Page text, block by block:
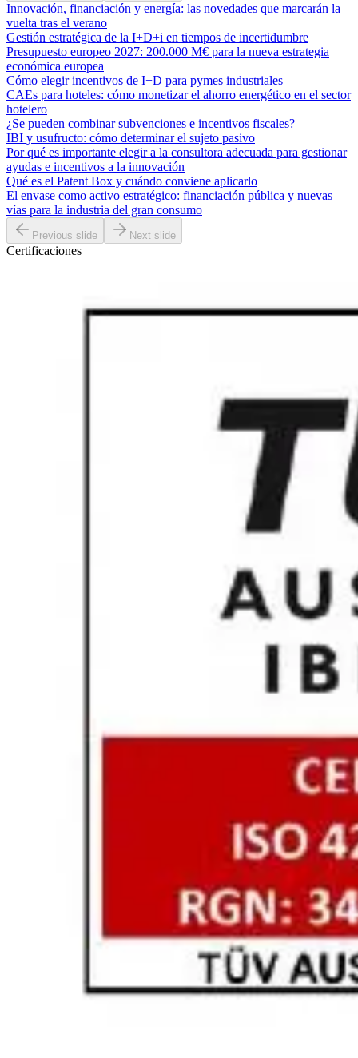
Innovación, financiación y energía: las novedades que marcarán la
vuelta tras el verano
Gestión estratégica de la I+D+i en tiempos de incertidumbre
Presupuesto europeo 2027: 200.000 M€ para la nueva estrategia
económica europea
Cómo elegir incentivos de I+D para pymes industriales
CAEs para hoteles: cómo monetizar el ahorro energético en el sector
hotelero
¿Se pueden combinar subvenciones e incentivos fiscales?
IBI y usufructo: cómo determinar el sujeto pasivo
Por qué es importante elegir a la consultora adecuada para gestionar
ayudas e incentivos a la innovación
Qué es el Patent Box y cuándo conviene aplicarlo
El envase como activo estratégico: financiación pública y nuevas
vías para la industria del gran consumo
Previous slide Next slide
Certificaciones